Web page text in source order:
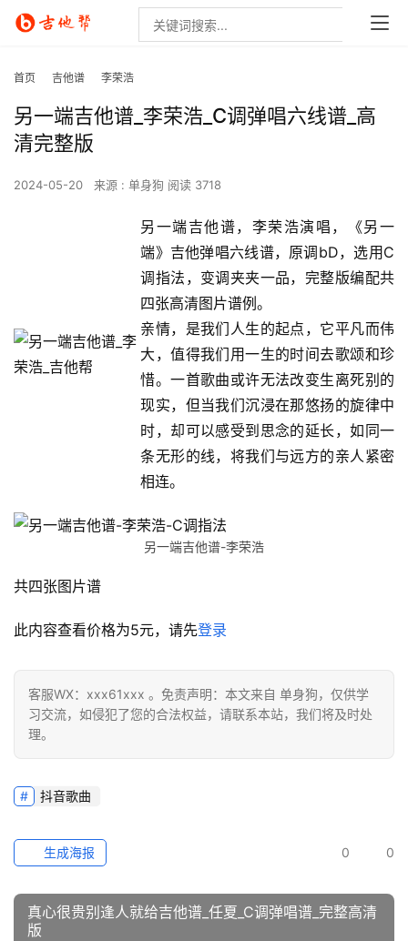
首页 吉他谱 李荣浩
另一端吉他谱_李荣浩_C调弹唱六线谱_高
清完整版
2024-05-20 来源 : 单身狗 阅读 3718
另一端吉他谱，李荣浩演唱，《另一
端》吉他弹唱六线谱，原调bD，选用C
调指法，变调夹夹一品，完整版编配共
四张高清图片谱例。
亲情，是我们人生的起点，它平凡而伟
大，值得我们用一生的时间去歌颂和珍
惜。一首歌曲或许无法改变生离死别的
现实，但当我们沉浸在那悠扬的旋律中
时，却可以感受到思念的延长，如同一
条无形的线，将我们与远方的亲人紧密
相连。
另一端吉他谱-李荣浩
共四张图片谱
此内容查看价格为5元，请先登录
客服WX：xxx61xxx 。免责声明：本文来自 单身狗，仅供学
习交流，如侵犯了您的合法权益，请联系本站，我们将及时处
理。
抖音歌曲
0 0
生成海报
真心很贵别逢人就给吉他谱_任夏_C调弹唱谱_完整高清
版